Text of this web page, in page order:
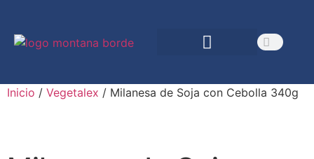
Inicio / Vegetalex / Milanesa de Soja con Cebolla 340g